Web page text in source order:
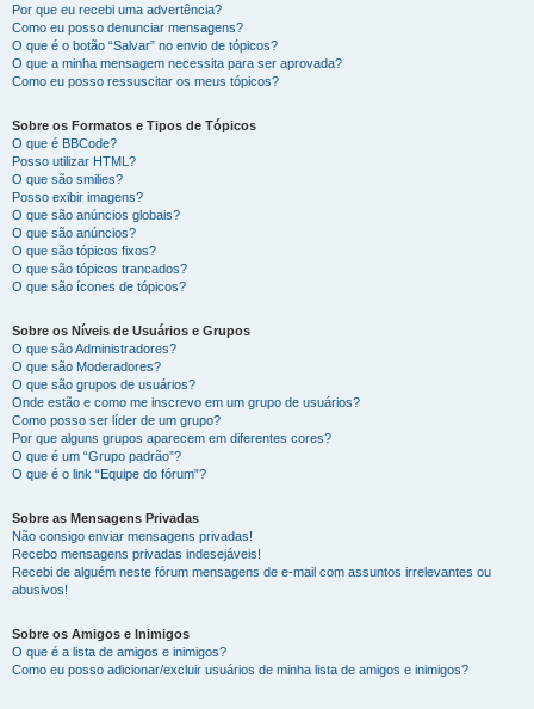
Por que eu recebi uma advertência?
Como eu posso denunciar mensagens?
O que é o botão “Salvar” no envio de tópicos?
O que a minha mensagem necessita para ser aprovada?
Como eu posso ressuscitar os meus tópicos?
Sobre os Formatos e Tipos de Tópicos
O que é BBCode?
Posso utilizar HTML?
O que são smilies?
Posso exibir imagens?
O que são anúncios globais?
O que são anúncios?
O que são tópicos fixos?
O que são tópicos trancados?
O que são ícones de tópicos?
Sobre os Níveis de Usuários e Grupos
O que são Administradores?
O que são Moderadores?
O que são grupos de usuários?
Onde estão e como me inscrevo em um grupo de usuários?
Como posso ser líder de um grupo?
Por que alguns grupos aparecem em diferentes cores?
O que é um “Grupo padrão”?
O que é o link “Equipe do fórum”?
Sobre as Mensagens Privadas
Não consigo enviar mensagens privadas!
Recebo mensagens privadas indesejáveis!
Recebi de alguém neste fórum mensagens de e-mail com assuntos irrelevantes ou
abusivos!
Sobre os Amigos e Inimigos
O que é a lista de amigos e inimigos?
Como eu posso adicionar/excluir usuários de minha lista de amigos e inimigos?